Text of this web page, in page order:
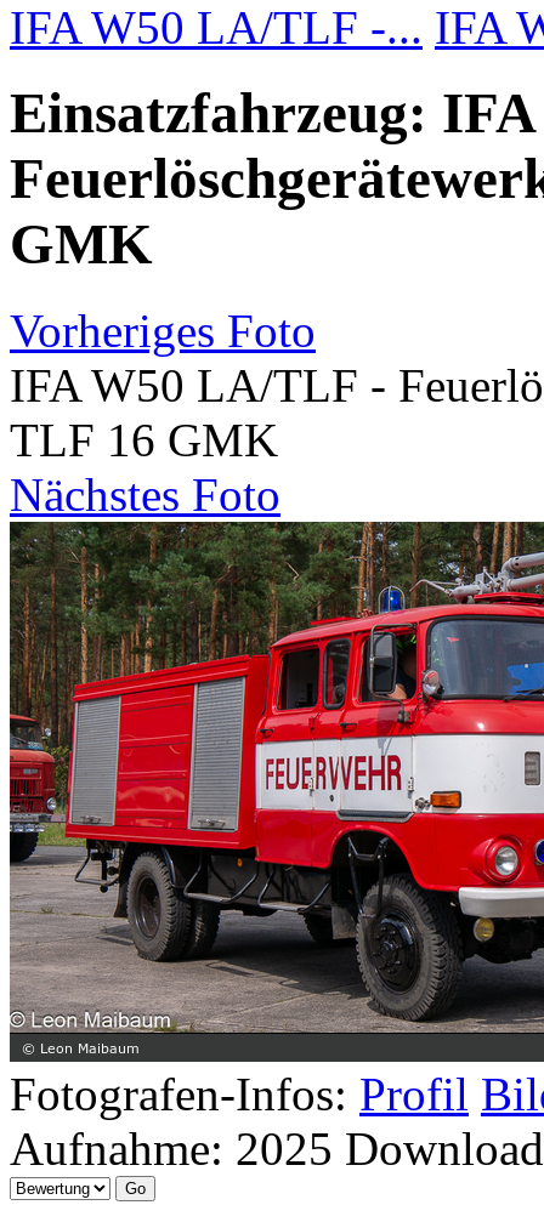
IFA W50 LA/TLF -... IFA
Einsatzfahrzeug:
GMK
Vorheriges Foto
IFA W50 LA/TLF -
TLF 16 GMK
Nächstes Foto
Fotografen-Infos: Profil
Aufnahme: 2025